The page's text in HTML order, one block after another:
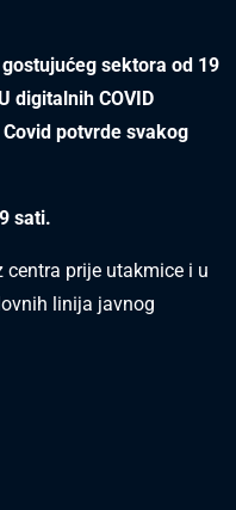
sektora od 19
digitalnih COVID
potvrde svakog
sati.
prije utakmice i u
linija javnog